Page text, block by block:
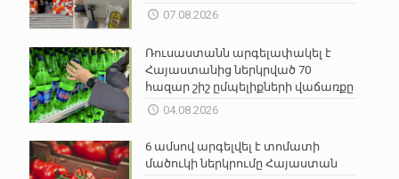
07.08.2026
Ռուսաստանն արգելափակել է
Հայաստանից ներկրված 70
հազար շիշ ըմպելիքների վաճառքը
04.08.2026
6 ամսով արգելվել է տոմատի
մածուկի ներկրումը Հայաստան